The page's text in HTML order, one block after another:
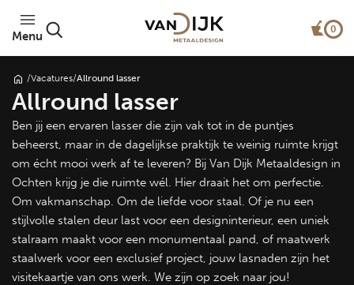
Menu
0
/Vacatures/Allround lasser
Allround lasser
Ben jij een ervaren lasser die zijn vak tot in de puntjes
beheerst, maar in de dagelijkse praktijk te weinig ruimte krijgt
om écht mooi werk af te leveren? Bij Van Dijk Metaaldesign in
Ochten krijg je die ruimte wél. Hier draait het om perfectie.
Om vakmanschap. Om de liefde voor staal. Of je nu een
stijlvolle stalen deur last voor een designinterieur, een uniek
stalraam maakt voor een monumentaal pand, of maatwerk
staalwerk voor een exclusief project, jouw lasnaden zijn het
visitekaartje van ons werk. We zijn op zoek naar jou!